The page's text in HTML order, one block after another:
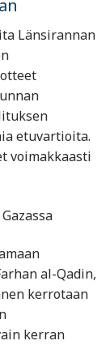
Länsirannan
etuvartioita.
voimakkaasti
al-Qadin,
kerrotaan
kerran